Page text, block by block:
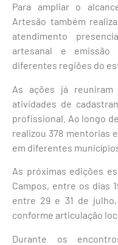
Para ampliar o
Artesão também
atendimento
artesanal e
diferentes regiões do
As ações já
atividades de
profissional. Ao longo
realizou 378 mentorias
em diferentes
As próximas edições
Campos, entre os dias
entre 29 e 31 de
conforme articulação
Durante os